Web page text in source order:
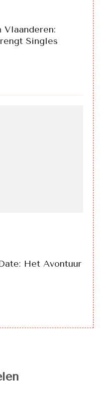
Vlaanderen:
Singles
Het Avontuur